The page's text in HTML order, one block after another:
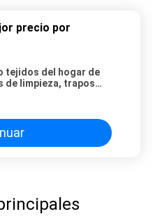
precio por
tejidos del hogar de
de limpieza, trapos